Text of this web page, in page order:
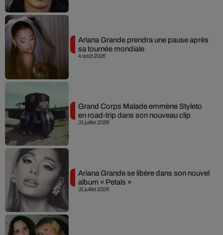
4 août 2026
Ariana Grande prendra une pause après
sa tournée mondiale
31 juillet 2026
Grand Corps Malade emmène Styleto
en road-trip dans son nouveau clip
31 juillet 2026
Ariana Grande se libère dans son nouvel
album « Petals »